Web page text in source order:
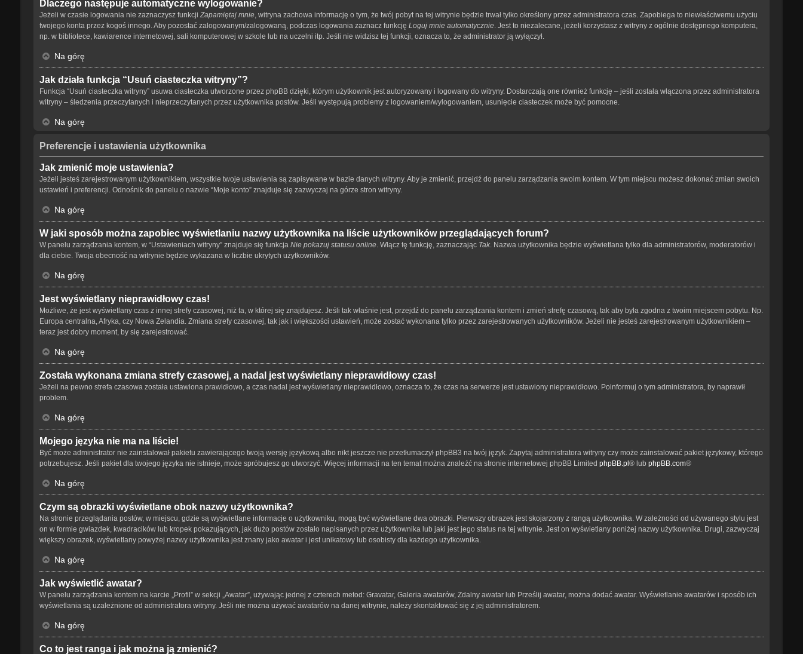
Dlaczego następuje automatyczne wylogowanie?
Jeżeli w czasie logowania nie zaznaczysz funkcji Zapamiętaj mnie, witryna zachowa informację o tym, że twój pobyt na tej witrynie będzie trwał tylko określony przez administratora czas. Zapobiega to niewłaściwemu użyciu
twojego konta przez kogoś innego. Aby pozostać zalogowanym/zalogowaną, podczas logowania zaznacz funkcję Loguj mnie automatycznie. Jest to niezalecane, jeżeli korzystasz z witryny z ogólnie dostępnego komputera,
np. w bibliotece, kawiarence internetowej, sali komputerowej w szkole lub na uczelni itp. Jeśli nie widzisz tej funkcji, oznacza to, że administrator ją wyłączył.
Na górę
Jak działa funkcja “Usuń ciasteczka witryny”?
Funkcja “Usuń ciasteczka witryny” usuwa ciasteczka utworzone przez phpBB dzięki, którym użytkownik jest autoryzowany i logowany do witryny. Dostarczają one również funkcję – jeśli została włączona przez administratora
witryny – śledzenia przeczytanych i nieprzeczytanych przez użytkownika postów. Jeśli występują problemy z logowaniem/wylogowaniem, usunięcie ciasteczek może być pomocne.
Na górę
Preferencje i ustawienia użytkownika
Jak zmienić moje ustawienia?
Jeżeli jesteś zarejestrowanym użytkownikiem, wszystkie twoje ustawienia są zapisywane w bazie danych witryny. Aby je zmienić, przejdź do panelu zarządzania swoim kontem. W tym miejscu możesz dokonać zmian swoich
ustawień i preferencji. Odnośnik do panelu o nazwie “Moje konto” znajduje się zazwyczaj na górze stron witryny.
Na górę
W jaki sposób można zapobiec wyświetlaniu nazwy użytkownika na liście użytkowników przeglądających forum?
W panelu zarządzania kontem, w “Ustawieniach witryny” znajduje się funkcja Nie pokazuj statusu online. Włącz tę funkcję, zaznaczając Tak. Nazwa użytkownika będzie wyświetlana tylko dla administratorów, moderatorów i
dla ciebie. Twoja obecność na witrynie będzie wykazana w liczbie ukrytych użytkowników.
Na górę
Jest wyświetlany nieprawidłowy czas!
Możliwe, że jest wyświetlany czas z innej strefy czasowej, niż ta, w której się znajdujesz. Jeśli tak właśnie jest, przejdź do panelu zarządzania kontem i zmień strefę czasową, tak aby była zgodna z twoim miejscem pobytu. Np.
Europa centralna, Afryka, czy Nowa Zelandia. Zmiana strefy czasowej, tak jak i większości ustawień, może zostać wykonana tylko przez zarejestrowanych użytkowników. Jeżeli nie jesteś zarejestrowanym użytkownikiem –
teraz jest dobry moment, by się zarejestrować.
Na górę
Została wykonana zmiana strefy czasowej, a nadal jest wyświetlany nieprawidłowy czas!
Jeżeli na pewno strefa czasowa została ustawiona prawidłowo, a czas nadal jest wyświetlany nieprawidłowo, oznacza to, że czas na serwerze jest ustawiony nieprawidłowo. Poinformuj o tym administratora, by naprawił
problem.
Na górę
Mojego języka nie ma na liście!
Być może administrator nie zainstalował pakietu zawierającego twoją wersję językową albo nikt jeszcze nie przetłumaczył phpBB3 na twój język. Zapytaj administratora witryny czy może zainstalować pakiet językowy, którego
potrzebujesz. Jeśli pakiet dla twojego języka nie istnieje, może spróbujesz go utworzyć. Więcej informacji na ten temat można znaleźć na stronie internetowej phpBB Limited phpBB.pl ® lub phpBB.com®
Na górę
Czym są obrazki wyświetlane obok nazwy użytkownika?
Na stronie przeglądania postów, w miejscu, gdzie są wyświetlane informacje o użytkowniku, mogą być wyświetlane dwa obrazki. Pierwszy obrazek jest skojarzony z rangą użytkownika. W zależności od używanego stylu jest
on w formie gwiazdek, kwadracików lub kropek pokazujących, jak dużo postów zostało napisanych przez użytkownika lub jaki jest jego status na tej witrynie. Jest on wyświetlany poniżej nazwy użytkownika. Drugi, zazwyczaj
większy obrazek, wyświetlany powyżej nazwy użytkownika jest znany jako awatar i jest unikatowy lub osobisty dla każdego użytkownika.
Na górę
Jak wyświetlić awatar?
W panelu zarządzania kontem na karcie „Profil” w sekcji „Awatar”, używając jednej z czterech metod: Gravatar, Galeria awatarów, Zdalny awatar lub Prześlij awatar, można dodać awatar. Wyświetlanie awatarów i sposób ich
wyświetlania są uzależnione od administratora witryny. Jeśli nie można używać awatarów na danej witrynie, należy skontaktować się z jej administratorem.
Na górę
Co to jest ranga i jak można ją zmienić?